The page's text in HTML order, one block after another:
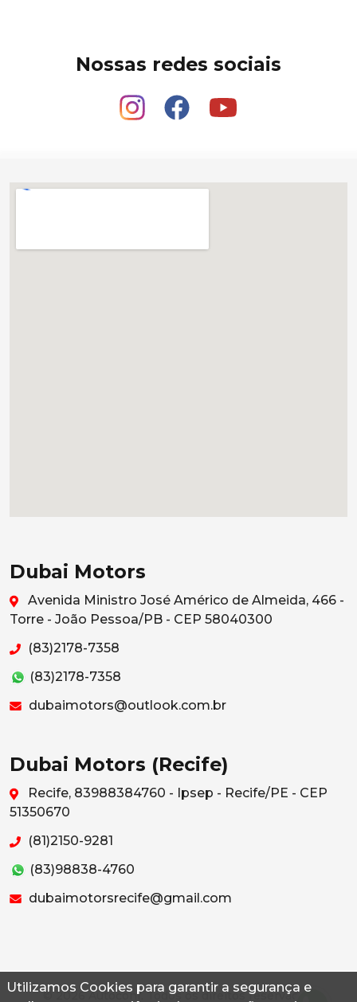
Utilizamos Cookies para garantir a segurança e
Nossas redes sociais
Dubai Motors
Avenida Ministro José Américo de Almeida, 466 -
Torre - João Pessoa/PB - CEP 58040300
(83)2178-7358
(83)2178-7358
dubaimotors@outlook.com.br
Dubai Motors (Recife)
Recife, 83988384760 - Ipsep - Recife/PE - CEP
51350670
(81)2150-9281
(83)98838-4760
dubaimotorsrecife@gmail.com
© 2026 Autoconf. Todos os direitos reservados.